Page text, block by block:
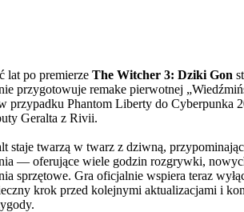
lat po premierze The Witcher 3: Dziki Gon
przygotowuje remake pierwotnej
Phantom Liberty do Cyberpunka
Geralta z Rivii.
twarzą w twarz z dziwną,
— oferujące wiele godzin rozgrywki,
sprzętowe. Gra oficjalnie wspiera teraz
krok przed kolejnymi aktualizacjami i